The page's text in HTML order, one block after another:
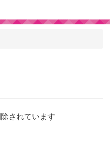
されています